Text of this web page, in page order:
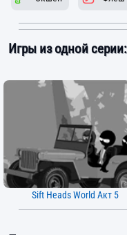
Игры из одной серии:
Sift Heads World Акт 5